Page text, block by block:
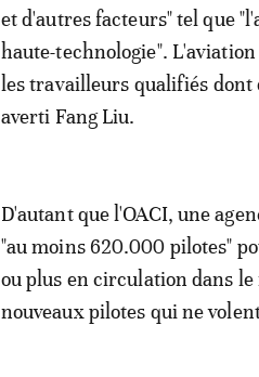
et d'autres facteurs" tel que
haute-technologie".
les travailleurs qualifiés dont
averti Fang Liu.
D'autant que l'OACI, une
"au moins 620.000 pilotes"
ou plus en circulation dans
nouveaux pilotes qui ne